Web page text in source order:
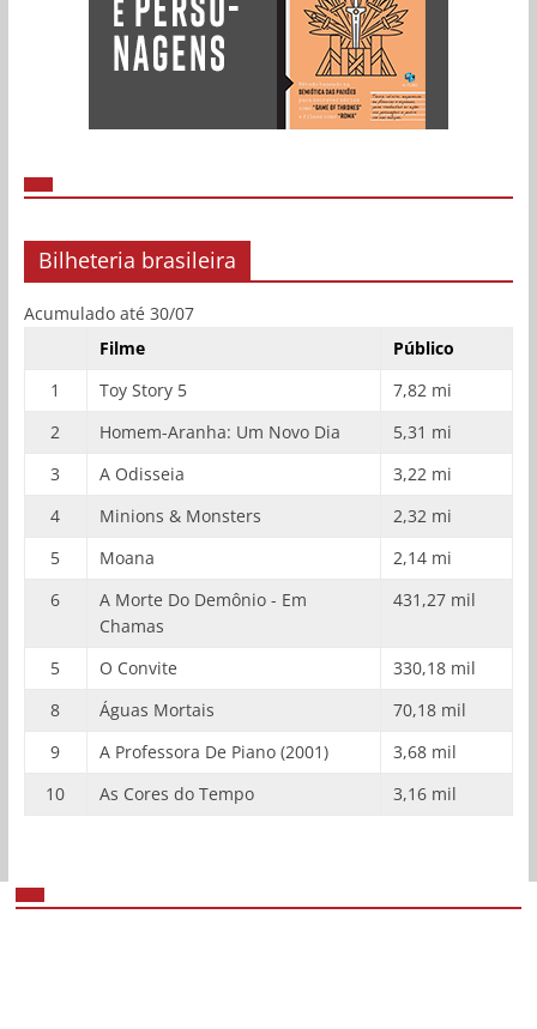
Bilheteria brasileira
Acumulado até 30/07
Filme
Público
1
Toy Story 5
7,82 mi
2
Homem-Aranha: Um Novo Dia
5,31 mi
3
A Odisseia
3,22 mi
4
Minions & Monsters
2,32 mi
5
Moana
2,14 mi
6
A Morte Do Demônio - Em
Chamas
431,27 mil
5 O Convite
330,18 mil
8
Águas Mortais
70,18 mil
9
A Professora De Piano (2001)
3,68 mil
10
As Cores do Tempo 3,16 mil